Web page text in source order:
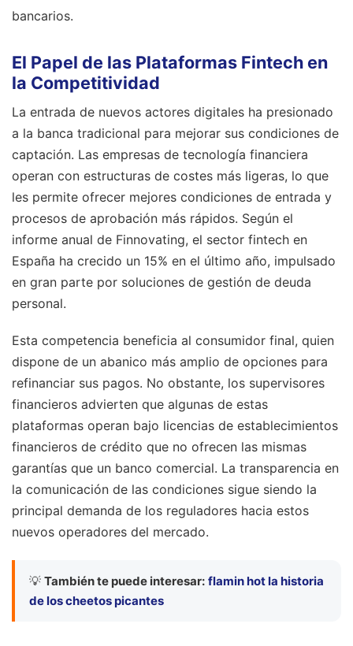
bancarios.
El Papel de las Plataformas Fintech en
la Competitividad
La entrada de nuevos actores digitales ha presionado
a la banca tradicional para mejorar sus condiciones de
captación. Las empresas de tecnología financiera
operan con estructuras de costes más ligeras, lo que
les permite ofrecer mejores condiciones de entrada y
procesos de aprobación más rápidos. Según el
informe anual de Finnovating, el sector fintech en
España ha crecido un 15% en el último año, impulsado
en gran parte por soluciones de gestión de deuda
personal.
Esta competencia beneficia al consumidor final, quien
dispone de un abanico más amplio de opciones para
refinanciar sus pagos. No obstante, los supervisores
financieros advierten que algunas de estas
plataformas operan bajo licencias de establecimientos
financieros de crédito que no ofrecen las mismas
garantías que un banco comercial. La transparencia en
la comunicación de las condiciones sigue siendo la
principal demanda de los reguladores hacia estos
nuevos operadores del mercado.
💡 También te puede interesar: flamin hot la historia
de los cheetos picantes